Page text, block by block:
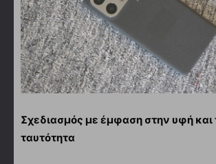
Σχεδιασμός με έμφαση στην υφή και
ταυτότητα